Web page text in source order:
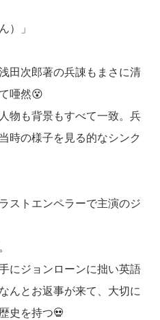
）」
田次郎著の兵諌もまさに清
唖然😵
物も背景もすべて一致。兵
時の様子を見る的なシンク
ストエンペラーで主演のジ
にジョンローンに拙い英語
んとお返事が来て、大切に
史を持つ💀